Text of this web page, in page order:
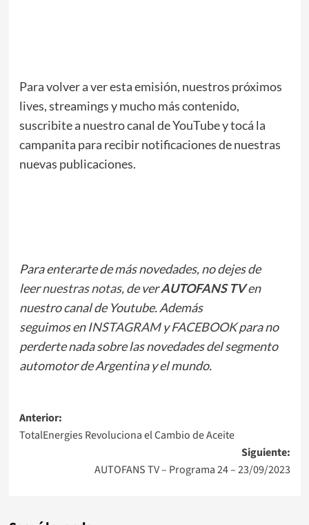
Para volver a ver esta emisión, nuestros próximos
lives, streamings y mucho más contenido,
suscribite a nuestro canal de YouTube y tocá la
campanita para recibir notificaciones de nuestras
nuevas publicaciones.
Para enterarte de más novedades, no dejes de
leernuestras notas, de verAUTOFANS TVen
nuestro canal de Youtube. Además
seguimos enINSTAGRAMyFACEBOOKpara no
perderte nada sobre las novedades del segmento
automotor de Argentina y el mundo.
Navegación
de
entradas
Anterior:
TotalEnergies Revoluciona el Cambio de Aceite
Siguiente:
AUTOFANS TV – Programa 24 – 23/09/2023